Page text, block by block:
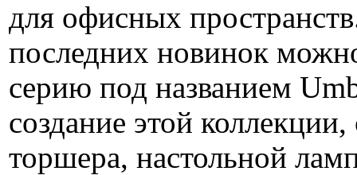
для офисных
последних новинок
серию под названием
создание этой
торшера, настольной